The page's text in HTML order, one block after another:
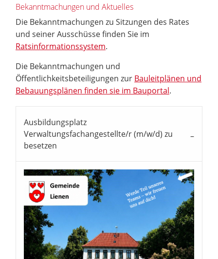
Bekanntmachungen und Aktuelles
Die Bekanntmachungen zu Sitzungen des Rates
und seiner Ausschüsse finden Sie im
Ratsinformationssystem.
Die Bekanntmachungen und
Öffentlichkeitsbeteiligungen zur Bauleitplänen und
Bebauungsplänen finden sie im Bauportal.
Ausbildungsplatz
Verwaltungsfachangestellte/r (m/w/d) zu
besetzen